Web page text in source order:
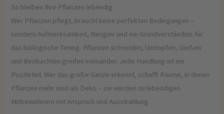
So bleiben Ihre Pflanzen lebendig
Wer Pflanzen pflegt, braucht keine perfekten Bedingungen –
sondern Aufmerksamkeit, Neugier und ein Grundverständnis für
das biologische Timing. Pflanzen schneiden, Umtopfen, Gießen
und Beobachten greifen ineinander. Jede Handlung ist ein
Puzzleteil. Wer das große Ganze erkennt, schafft Räume, in denen
Pflanzen mehr sind als Deko – sie werden zu lebendigen
Mitbewohnern mit Anspruch und Ausstrahlung.